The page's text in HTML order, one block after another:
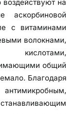
на
аскорбиновой
с витаминами
волокнами,
кислотами,
общий
Благодаря